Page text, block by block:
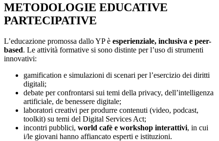
METODOLOGIE EDUCATIVE
PARTECIPATIVE
L’educazione promossa dallo YP è esperienziale, inclusiva e peer-
based. Le attività formative si sono distinte per l’uso di strumenti
innovativi:
gamification e simulazioni di scenari per l’esercizio dei diritti
digitali;
debate per confrontarsi sui temi della privacy, dell’intelligenza
artificiale, de benessere digitale;
laboratori creativi per produrre contenuti (video, podcast,
toolkit) su temi del Digital Services Act;
incontri pubblici, world cafè e workshop interattivi, in cui
i/le giovani hanno affiancato esperti e istituzioni.